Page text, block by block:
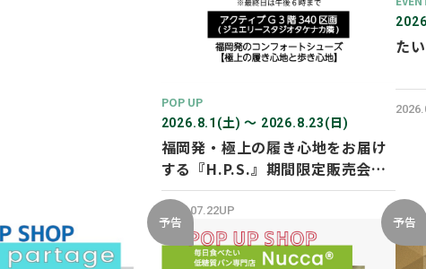
POP UP
2026.8.1(土) 〜 2026.8.23(日)
福岡発・極上の履き心地をお届け
する『H.P.S.』期間限定販売会を
開催✨
2026.07.22UP
た
予告 予告